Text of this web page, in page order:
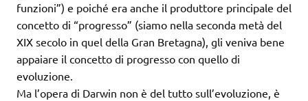
funzioni”) e poiché era anche il produttore principale del
concetto di “progresso” (siamo nella seconda metà del
XIX secolo in quel della Gran Bretagna), gli veniva bene
appaiare il concetto di progresso con quello di
evoluzione.
Ma l’opera di Darwin non è del tutto sull’evoluzione, è